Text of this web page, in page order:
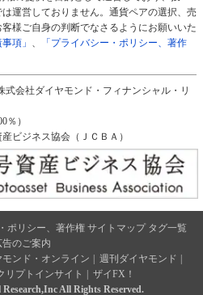
運営しておりません。通貨ペアの選択、売
様ご自身の判断でなさるようにお願いいた
事項」 、
「プライバシー・ポリシー、著作
会社ダイヤモンド・フィナンシャル・リ
％）
ビジネス協会（ＪＣＢＡ）
ポリシー、著作権 サイトマップ タグ一覧
告のご案内
モンド・オンライン | 週刊ダイヤモンド |
リプトインサイト | ザイFX！
All Rights Reserved.